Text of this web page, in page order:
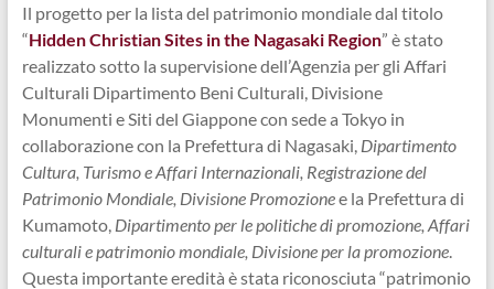
Il progetto per la lista del patrimonio mondiale dal titolo
“Hidden Christian Sites in the Nagasaki Region” è stato
realizzato sotto la supervisione dell’Agenzia per gli Affari
Culturali Dipartimento Beni Culturali, Divisione
Monumenti e Siti del Giappone con sede a Tokyo in
collaborazione con la Prefettura di Nagasaki, Dipartimento
Cultura, Turismo e Affari Internazionali, Registrazione del
Patrimonio Mondiale, Divisione Promozionee la Prefettura di
Kumamoto, Dipartimento per le politiche di promozione, Affari
culturali e patrimonio mondiale, Divisione per la promozione.
Questa importante eredità è stata riconosciuta “patrimonio